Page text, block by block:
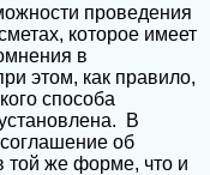
проведения
которое имеет
в
этом, как правило,
способа
В
об
той же форме, что и